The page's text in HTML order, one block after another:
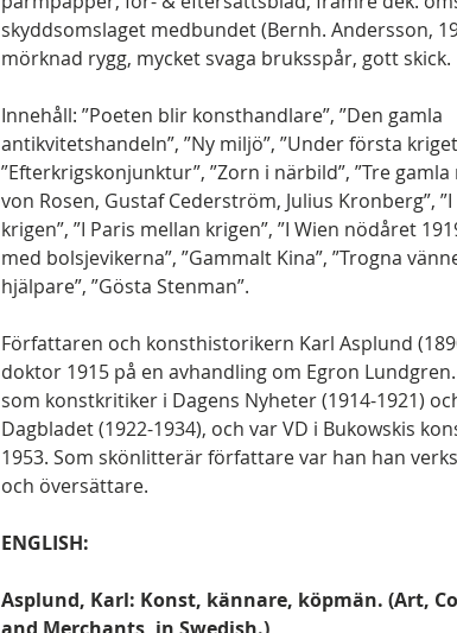
skyddsomslaget medbundet (Bernh. Andersson,
mörknad rygg, mycket svaga bruksspår, gott skick.
Innehåll: ”Poeten blir konsthandlare”, ”Den gamla
antikvitetshandeln”, ”Ny miljö”, ”Under första
”Efterkrigskonjunktur”, ”Zorn i närbild”, ”Tre
von Rosen, Gustaf Cederström, Julius Kronberg”,
krigen”, ”I Paris mellan krigen”, ”I Wien nödåret
med bolsjevikerna”, ”Gammalt Kina”, ”Trogna
hjälpare”, ”Gösta Stenman”.
Författaren och konsthistorikern Karl Asplund
doktor 1915 på en avhandling om Egron
som konstkritiker i Dagens Nyheter (1914-1921)
Dagbladet (1922-1934), och var VD i Bukowskis
1953. Som skönlitterär författare var han han
och översättare.
ENGLISH:
Asplund, Karl: Konst, kännare, köpmän. (Art,